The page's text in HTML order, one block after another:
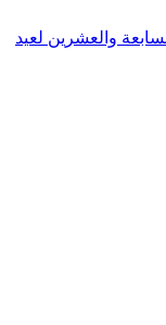
والعشرين لعيد